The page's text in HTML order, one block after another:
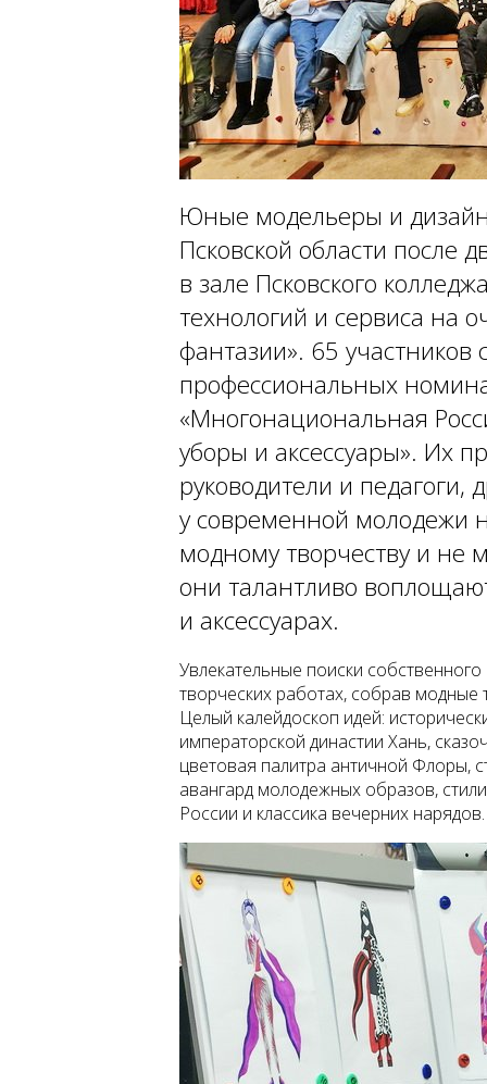
Юные модельеры и
Псковской области после
в зале Псковского
технологий и сервиса на
фантазии». 65 участников
профессиональных
«Многонациональная
уборы и аксессуары». Их
руководители и педагоги,
у современной молодежи
модному творчеству и не
они талантливо
и аксессуарах.
Увлекательные поиски
творческих работах, собрав модные
Целый калейдоскоп идей:
императорской династии Хань,
цветовая палитра античной Флоры,
авангард молодежных образов,
России и классика вечерних нарядов.